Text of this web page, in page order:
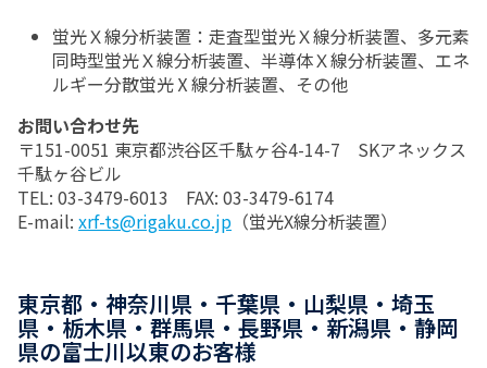
蛍光Ｘ線分析装置：走査型蛍光Ｘ線分析装置、多元素
同時型蛍光Ｘ線分析装置、半導体Ｘ線分析装置、エネ
ルギー分散蛍光Ⅹ線分析装置、その他
お問い合わせ先
〒151-0051 東京都渋谷区千駄ヶ谷4-14-7 SKアネックス
千駄ヶ谷ビル
TEL: 03-3479-6013 FAX: 03-3479-6174
E-mail: xrf-ts@rigaku.co.jp （蛍光X線分析装置）
東京都・神奈川県・千葉県・山梨県・埼玉
県・栃木県・群馬県・長野県・新潟県・静岡
県の富士川以東のお客様